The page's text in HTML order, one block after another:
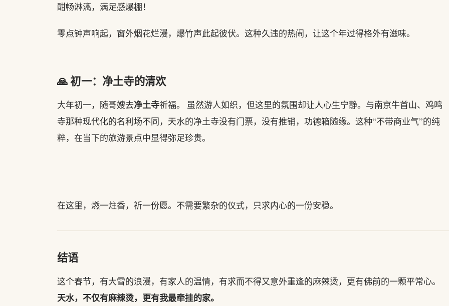
酣畅淋漓，满足感爆棚！
零点钟声响起，窗外烟花烂漫，爆竹声此起彼伏。这种久违的热闹，让这个年过得格外有滋味。
🙏 初一：净土寺的清欢
大年初一，随哥嫂去净土寺祈福。 虽然游人如织，但这里的氛围却让人心生宁静。与南京牛首山、鸡鸣
寺那种现代化的名利场不同，天水的净土寺没有门票，没有推销，功德箱随缘。这种“不带商业气”的纯
粹，在当下的旅游景点中显得弥足珍贵。
在这里，燃一炷香，祈一份愿。不需要繁杂的仪式，只求内心的一份安稳。
结语
这个春节，有大雪的浪漫，有家人的温情，有求而不得又意外重逢的麻辣烫，更有佛前的一颗平常心。
天水，不仅有麻辣烫，更有我最牵挂的家。